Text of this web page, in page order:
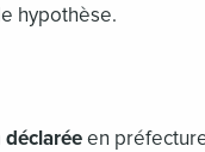
hypothèse.
en